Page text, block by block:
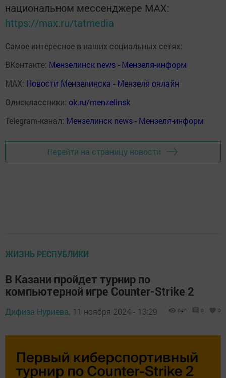
национальном мессенджере MАХ:
https://max.ru/tatmedia
Самое интересное в наших социальных сетях:
ВКонтакте: Мензелинск news - Мензеля-информ
MAX: Новости Мензелинска - Мензеля онлайн
Одноклассники: ok.ru/menzelinsk
Telegram-канал: Мензелинск news - Мензеля-информ
Перейти на страницу новости
ЖИЗНЬ РЕСПУБЛИКИ
В Казани пройдет турнир по
компьютерной игре Counter-Strike 2
Дифиза Нуриева, 11 ноября 2024 - 13:29 649 0 0